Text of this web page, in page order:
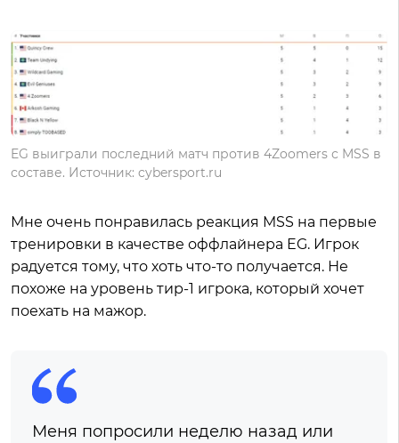
EG выиграли последний матч против 4Zoomers с MSS в
составе. Источник: cybersport.ru
Мне очень понравилась реакция MSS на первые
тренировки в качестве оффлайнера EG. Игрок
радуется тому, что хоть что-то получается. Не
похоже на уровень тир-1 игрока, который хочет
поехать на мажор.
Меня попросили неделю назад или